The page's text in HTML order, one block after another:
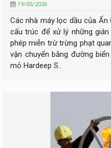
19/05/2026
Các nhà máy lọc dầu của
cấu trúc để xử lý những
phép miễn trừ trừng phạt
vận chuyển bằng đường
mỏ Hardeep S..